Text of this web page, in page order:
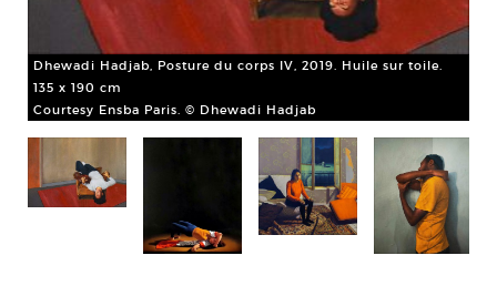
Dhewadi Hadjab, Posture du corps IV, 2019. Huile sur toile.
135 x 190 cm
Courtesy Ensba Paris. © Dhewadi Hadjab